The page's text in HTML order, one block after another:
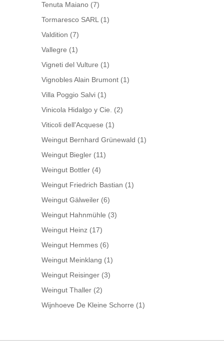
Tenuta Maiano (7)
Tormaresco SARL (1)
Valdition (7)
Vallegre (1)
Vigneti del Vulture (1)
Vignobles Alain Brumont (1)
Villa Poggio Salvi (1)
Vinicola Hidalgo y Cie.
(2)
Viticoli dell'Acquese (1)
Weingut Bernhard Grünewald (1)
Weingut Biegler (11)
Weingut Bottler (4)
Weingut Friedrich Bastian (1)
Weingut Gälweiler (6)
Weingut Hahnmühle (3)
Weingut Heinz (17)
Weingut Hemmes (6)
Weingut Meinklang (1)
Weingut Reisinger (3)
Weingut Thaller (2)
Wijnhoeve De Kleine Schorre (1)